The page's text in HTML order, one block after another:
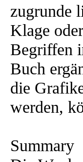
zugrunde
Klage
Begriffen
Buch
die
werden,
Summary